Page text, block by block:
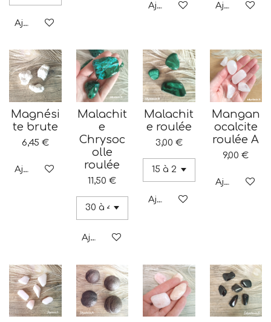
Ajouter au panier
Ajouter au panierAjouter au
Magnési
te brute
6,45 €
Ajouter au panier
Malachit
e
Chrysoc
olle
roulée
11,50 €
Ajouter au panier
Malachit
e roulée
3,00 €
Ajouter au panier
Mangan
ocalcite
roulée A
9,00 €
Ajouter au